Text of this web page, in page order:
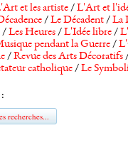
et les artiste/L'Art et
/Le Décadent/La
/Les Heures/L'Idée libre/
pendant la Guerre/
/Revue des Arts Décoratifs
catholique/Le
recherches...